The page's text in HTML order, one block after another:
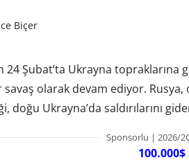
Biçer
24 Şubat’ta Ukrayna
olarak devam ediyor. Rusya,
doğu Ukrayna’da saldırılarını
Sponsorlu | 2026/